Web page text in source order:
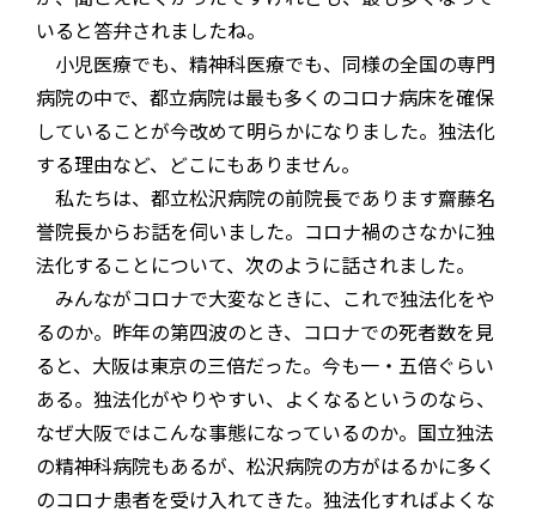
いると答弁されましたね。
小児医療でも、精神科医療でも、同様の全国の専門
病院の中で、都立病院は最も多くのコロナ病床を確保
していることが今改めて明らかになりました。独法化
する理由など、どこにもありません。
私たちは、都立松沢病院の前院長であります齋藤名
誉院長からお話を伺いました。コロナ禍のさなかに独
法化することについて、次のように話されました。
みんながコロナで大変なときに、これで独法化をや
るのか。昨年の第四波のとき、コロナでの死者数を見
ると、大阪は東京の三倍だった。今も一・五倍ぐらい
ある。独法化がやりやすい、よくなるというのなら、
なぜ大阪ではこんな事態になっているのか。国立独法
の精神科病院もあるが、松沢病院の方がはるかに多く
のコロナ患者を受け入れてきた。独法化すればよくな